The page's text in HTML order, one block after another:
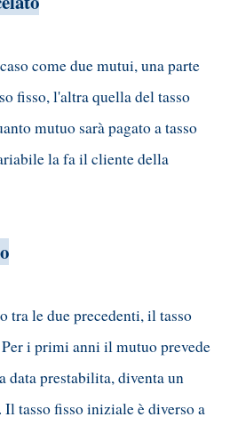
come due mutui, una parte
fisso, l'altra quella del tasso
mutuo sarà pagato a tasso
la fa il cliente della
tra le due precedenti, il tasso
i primi anni il mutuo prevede
data prestabilita, diventa un
tasso fisso iniziale è diverso a